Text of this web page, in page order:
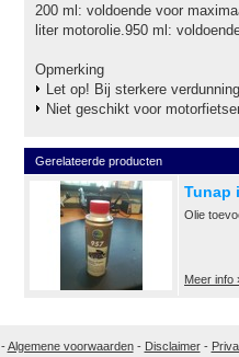
200 ml: voldoende voor
liter motorolie.950 ml:
Opmerking
Let op! Bij sterkere
Niet geschikt voor
Gerelateerde producten
Tunap
Olie
Meer info
-Algemene voorwaarden- Disclaimer-